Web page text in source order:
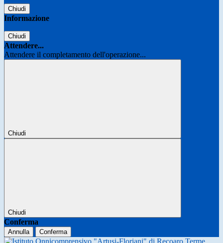
Chiudi
Informazione
Chiudi
Attendere...
Attendere il completamento dell'operazione...
Chiudi
Chiudi
Conferma
Annulla Conferma